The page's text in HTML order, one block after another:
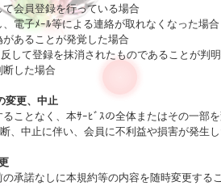
会員登録を行っている場合
電子ﾒｰﾙ等による連絡が取れなくなった場合
あることが発覚した場合
して登録を抹消されたものであることが判
断した場合
変更、中止
ことなく、本ｻｰﾋﾞｽの全体またはその一部
、中止に伴い、会員に不利益や損害が発生
承諾なしに本規約等の内容を随時変更する